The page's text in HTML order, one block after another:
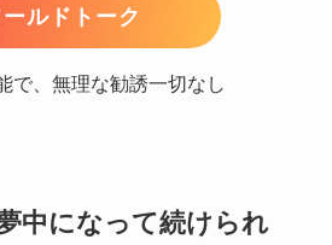
ールドトーク
で、無理な勧誘一切なし
中になって続けられ